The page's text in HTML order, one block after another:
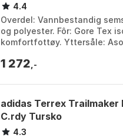
4.4
Overdel: Vannbestandig
og polyester. Fôr: Gore Tex
komfortfottøy. Yttersåle:
Vekt: 470g....
1 272 ,-
adidas Terrex Trailmaker
C.rdy Tursko
4.3